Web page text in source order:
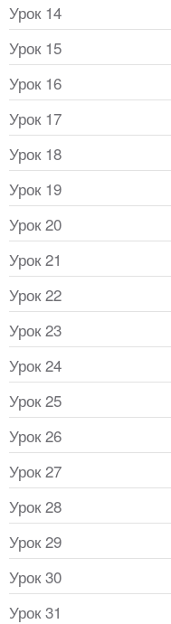
Урок 14
Урок 15
Урок 16
Урок 17
Урок 18
Урок 19
Урок 20
Урок 21
Урок 22
Урок 23
Урок 24
Урок 25
Урок 26
Урок 27
Урок 28
Урок 29
Урок 30
Урок 31